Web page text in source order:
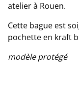
atelier à Rouen.
Cette bague est
pochette en kraft
modèle protégé